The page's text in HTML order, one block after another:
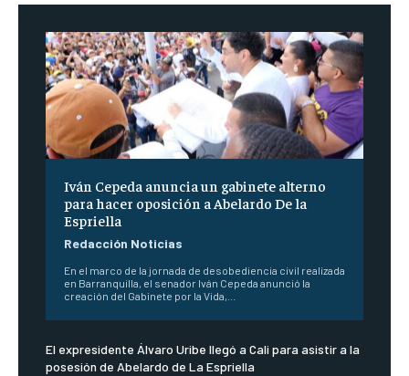
Iván Cepeda anuncia un gabinete alterno
para hacer oposición a Abelardo De la
Espriella
Redacción Noticias
En el marco de la jornada de desobediencia civil realizada
en Barranquilla, el senador Iván Cepeda anunció la
creación del Gabinete por la Vida,...
El expresidente Álvaro Uribe llegó a Cali para asistir a la
posesión de Abelardo de La Espriella